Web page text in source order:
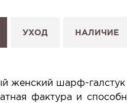
УХОД НАЛИЧИЕ
женский шарф-галстук
фактура и